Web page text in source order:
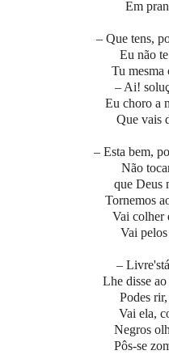
Em
– Que tens,
Eu não
Tu mesma
– Ai!
Eu choro a
Que vais
– Esta bem,
Não
que Deus
Tornemos
Vai colher
Vai
–
Lhe disse
Podes
Vai ela,
Negros
Pôs-se